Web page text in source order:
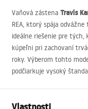
Vaňová zástena Travis
REA, ktorý spája
ideálne riešenie pre
kúpeľni pri zachovaní
roky. Výberom tohto
podčiarkuje vysoký